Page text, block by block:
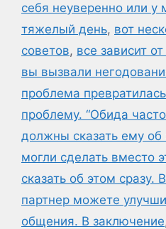
себя неуверенно или у
тяжелый день, вот
советов, все зависит
вы вызвали
проблема
проблему. “Обида
должны сказать ему
могли сделать вместо
сказать об этом сразу.
партнер можете
общения. В заключение